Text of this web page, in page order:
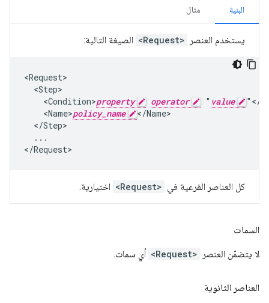
البنية مثال
يستخدم العنصر <Request> الصيغة التالية:
<Request>
  <Step>
    <Condition>
property operator " value
"</
    <Name>
policy_name
</Name>
  </Step>
  ...
</Request>
كل العناصر الفرعية في <Request> اختيارية.
السمات
لا يتضمّن العنصر <Request> أي سمات.
العناصر الثانوية